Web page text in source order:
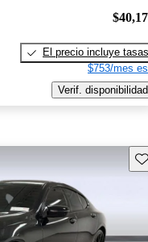
El precio incluye tasas
$753/mes
Verif. disponibilidad